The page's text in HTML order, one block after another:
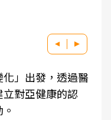
」出發，透過醫
對亞健康的認